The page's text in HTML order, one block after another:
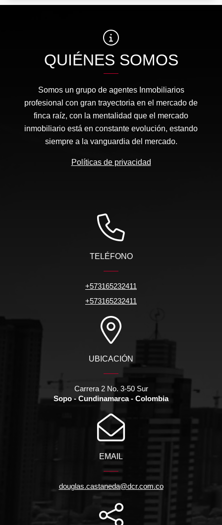
QUIÉNES SOMOS
Somos un grupo de agentes Inmobiliarios
profesional con gran trayectoria en el mercado de
finca raíz, con la mentalidad que el mercado
inmobiliario está en constante evolución, estando
siempre a la vanguardia del mercado.
Políticas de privacidad
TELÉFONO
+573165232411
+573165232411
UBICACIÓN
Carrera 2 No. 3-50 Sur
Sopo - Cundinamarca - Colombia
EMAIL
douglas.castaneda@dcr.com.co